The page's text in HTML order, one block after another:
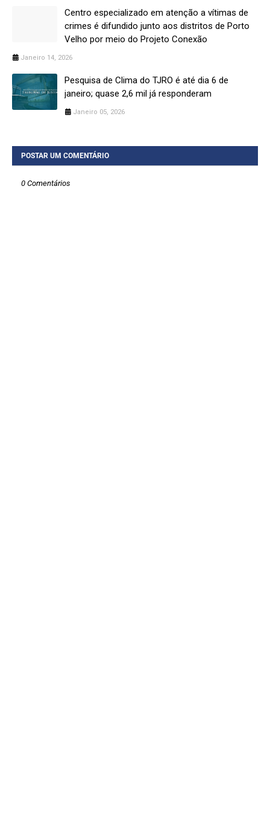
Centro especializado em atenção a vítimas de
crimes é difundido junto aos distritos de Porto
Velho por meio do Projeto Conexão
Janeiro 14, 2026
Pesquisa de Clima do TJRO é até dia 6 de
janeiro; quase 2,6 mil já responderam
Janeiro 05, 2026
POSTAR UM COMENTÁRIO
0 Comentários